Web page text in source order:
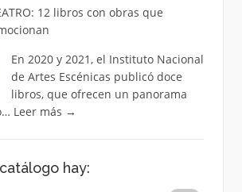
12 libros con obras que
En 2020 y 2021, el Instituto Nacional
de Artes Escénicas publicó doce
libros, que ofrecen un panorama
Leer más →
hay: